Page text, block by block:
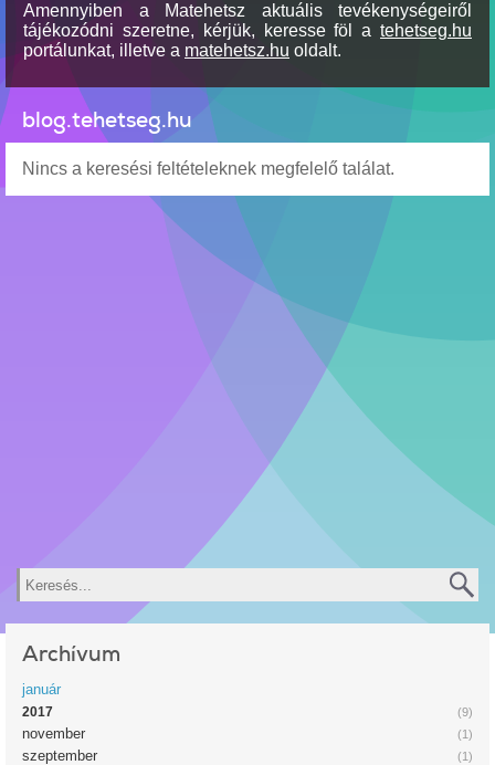
Amennyiben a Matehetsz aktuális tevékenységeiről
tájékozódni szeretne, kérjük, keresse föl a tehetseg.hu
portálunkat, illetve a matehetsz.hu oldalt.
blog.tehetseg.hu
Nincs a keresési feltételeknek megfelelő találat.
Keresés
Archívum
január
(9)
2017
(1)
november
(1)
szeptember